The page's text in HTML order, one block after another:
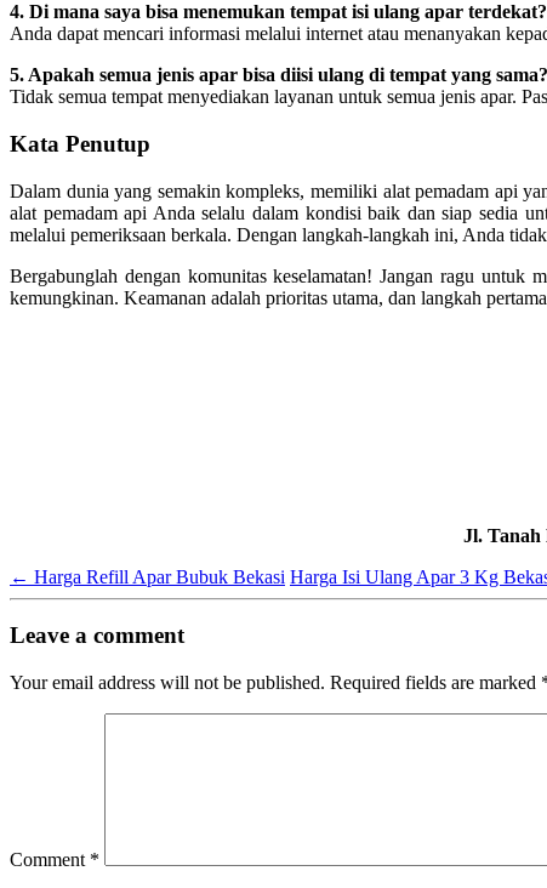
4. Di mana saya bisa menemukan tempat isi ulang apar terdekat?
Anda dapat mencari informasi melalui internet atau menanyakan
5. Apakah semua jenis apar bisa diisi ulang di tempat yang sama?
Tidak semua tempat menyediakan layanan untuk semua jenis apar.
Kata Penutup
Dalam dunia yang semakin kompleks, memiliki alat pemadam api
alat pemadam api Anda selalu dalam kondisi baik dan siap sedia
melalui pemeriksaan berkala. Dengan langkah-langkah ini, Anda
Bergabunglah dengan komunitas keselamatan! Jangan ragu untuk
kemungkinan. Keamanan adalah prioritas utama, dan langkah
Jl. Tanah
← Harga Refill Apar Bubuk Bekasi Harga Isi Ulang Apar 3 Kg
Leave a comment
Your email address will not be published. Required fields are marked
Comment *